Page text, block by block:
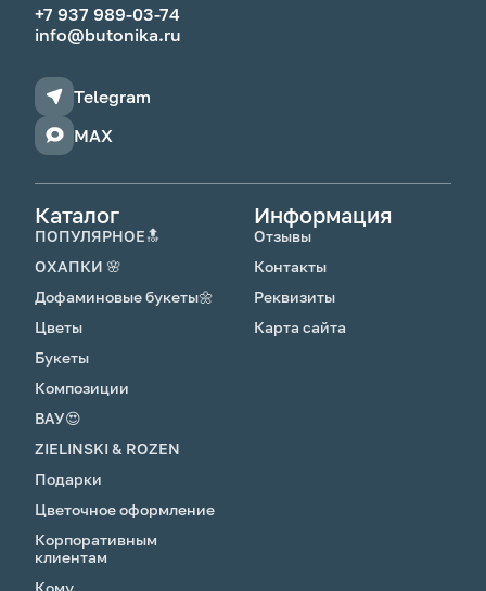
+7 937 989-03-74
info@butonika.ru
Telegram
MAX
Каталог
ПОПУЛЯРНОЕ🔝
ОХАПКИ 🌸
Дофаминовые букеты🌼
Цветы
Букеты
Композиции
ВАУ😍
ZIELINSKI & ROZEN
Подарки
Цветочное оформление
Корпоративным
клиентам
Информация
Отзывы
Контакты
Реквизиты
Карта сайта